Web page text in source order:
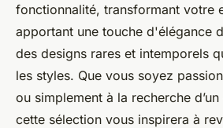
fonctionnalité, transformant votre
apportant une touche d'élégance
des designs rares et intemporels
les styles. Que vous soyez
ou simplement à la recherche
cette sélection vous inspirera à